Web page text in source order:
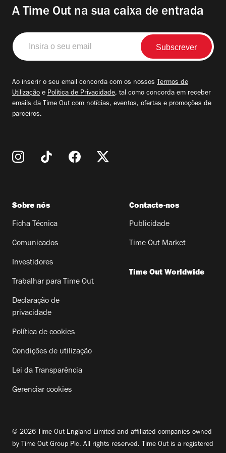
A Time Out na sua caixa de entrada
Insira
o
seu
Ao inserir o seu email concorda com os nossos Termos de
Utilização e Política de Privacidade, tal como concorda em receber
emails da Time Out com notícias, eventos, ofertas e promoções de
parceiros.
Sobre nós
Ficha Técnica
Comunicados
Investidores
Trabalhar para Time Out
Declaração de
privacidade
Política de cookies
Condições de utilização
Lei da Transparência
Gerenciar cookies
Contacte-nos
Publicidade
Time Out Market
Time Out Worldwide
© 2026 Time Out England Limited and affiliated companies owned
by Time Out Group Plc. All rights reserved. Time Out is a registered